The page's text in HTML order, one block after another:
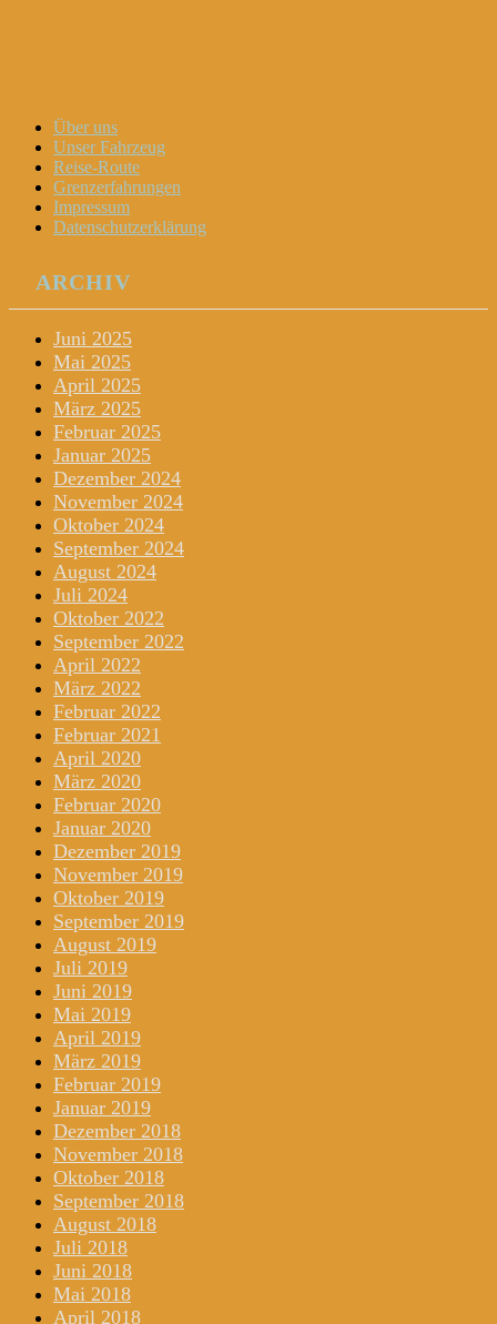
Menu
Widgets
Search
Skip
content
Über uns
Unser Fahrzeug
Reise-Route
Grenzerfahrungen
Impressum
Datenschutzerklärung
ARCHIV
Juni 2025
Mai 2025
April 2025
März 2025
Februar 2025
Januar 2025
Dezember 2024
November 2024
Oktober 2024
September 2024
August 2024
Juli 2024
Oktober 2022
September 2022
April 2022
März 2022
Februar 2022
Februar 2021
April 2020
März 2020
Februar 2020
Januar 2020
Dezember 2019
November 2019
Oktober 2019
September 2019
August 2019
Juli 2019
Juni 2019
Mai 2019
April 2019
März 2019
Februar 2019
Januar 2019
Dezember 2018
November 2018
Oktober 2018
September 2018
August 2018
Juli 2018
Juni 2018
Mai 2018
April 2018